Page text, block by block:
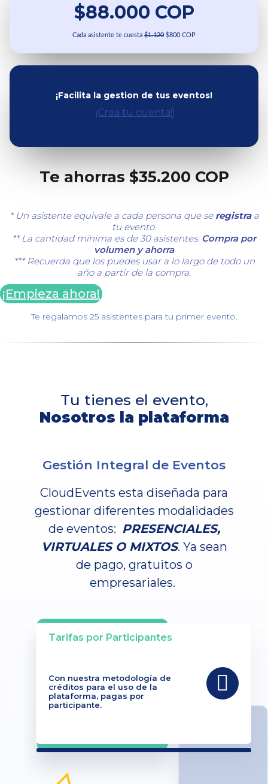
$88.000 COP
Cada asistente te cuesta $1.120 $800 COP
¡Facilita la gestion de tus eventos!
¡Crea tu cuenta!
Te ahorras $35.200 COP
* Un asistente equivale a cada persona que se registraa
tu evento.
** La cantidad mínima es de 30 asistentes. Compra por
volumen y ahorra
*** Recuerda que los puedes usar a lo largo de todo un
año a partir de la compra.
¡Empieza ahora!
Te regalamos 25 asistentes para tu primer evento.
Tu tienes el evento,
Nosotros la plataforma
Tarifas por Participantes
Con nuestra metodología de
créditos para el uso de la
plataforma, pagas por
participante.
Gestión Integral de Eventos
CloudEvents esta diseñada para
gestionar diferentes modalidades
de eventos: PRESENCIALES,
VIRTUALES O MIXTOS. Ya sean
de pago, gratuitos o
empresariales.